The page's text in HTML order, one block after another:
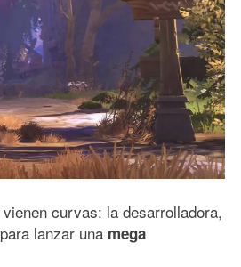
curvas: la desarrolladora,
lanzar una mega